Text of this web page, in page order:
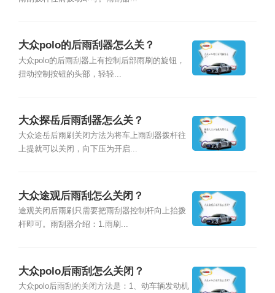
大众polo的后雨刮器怎么关？
大众polo的后雨刮器上有控制后部雨刷的旋钮，
扭动控制按钮的头部，轻轻...
大众探岳后雨刮器怎么关？
大众途岳后雨刷关闭方法为将车上雨刮器拨杆往
上提就可以关闭，向下压为开启...
大众途观后雨刮怎么关闭？
途观关闭后雨刷只需要把雨刮器控制杆向上抬拨
杆即可。雨刮器介绍：1.雨刷...
大众polo后雨刮怎么关闭？
大众polo后雨刮的关闭方法是：1、动车辆发动机